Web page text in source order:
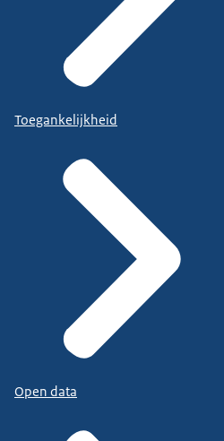
Toegankelijkheid
Open data